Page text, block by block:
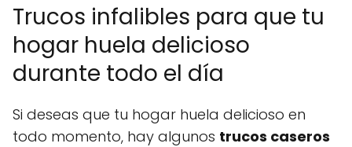
Trucos infalibles para que tu
hogar huela delicioso
durante todo el día
Si deseas que tu hogar huela delicioso en
todo momento, hay algunos trucos caseros